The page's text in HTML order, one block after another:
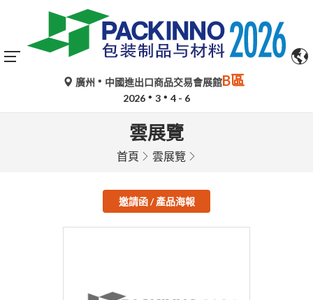
廣州 中國進出口商品交易會展館B區
2026 3 4 - 6
雲展覽
首頁 雲展覽
邀請函 / 產品海報